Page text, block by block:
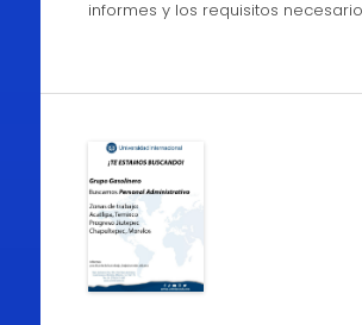
informes y los requisitos